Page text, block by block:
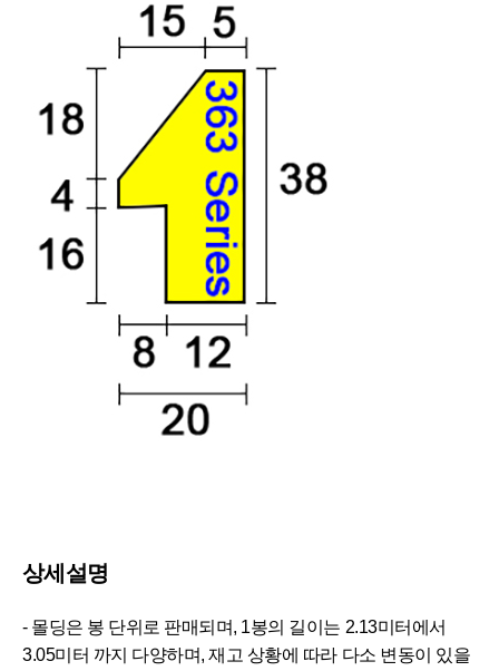
상세설명
- 몰딩은 봉 단위로 판매되며, 1봉의 길이는 2.13미터에서
3.05미터 까지 다양하며, 재고 상황에 따라 다소 변동이 있을